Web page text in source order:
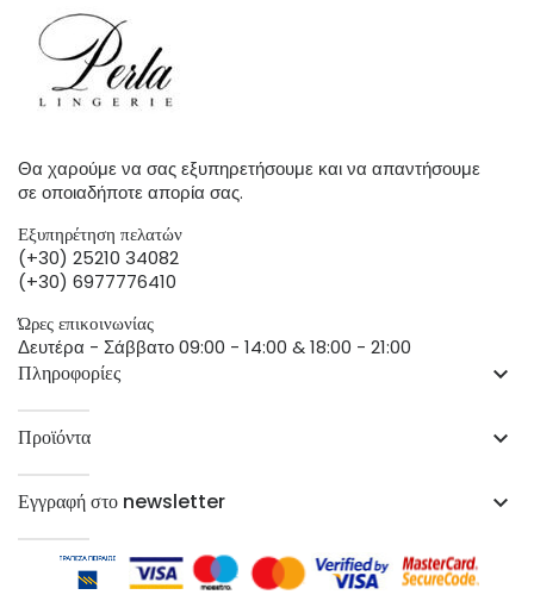
Θα χαρούμε να σας εξυπηρετήσουμε και να απαντήσουμε
σε οποιαδήποτε απορία σας.
Εξυπηρέτηση πελατών
(+30) 25210 34082
(+30) 6977776410
Ώρες επικοινωνίας
Δευτέρα - Σάββατο 09:00 - 14:00 & 18:00 - 21:00
Πληροφορίες keyboard_arrow_down
Προϊόντα keyboard_arrow_down
Εγγραφή στο newsletter keyboard_arrow_down